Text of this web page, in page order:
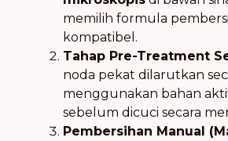
memilih formula
kompatibel.
Tahap Pre-Treatment
noda pekat dilarutkan
menggunakan bahan
sebelum dicuci secara
Pembersihan Manual